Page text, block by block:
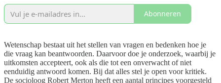
Abonneren
Wetenschap bestaat uit het stellen van vragen en bedenken hoe je
die vraag kan beantwoorden. Daarvoor doe je onderzoek, waarbij je
uitkomsten accepteert, ook als die tot een onverwacht of niet
eenduidig antwoord komen. Bij dat alles stel je open voor kritiek.
De socioloog Robert Merton heeft een aantal principes voorgesteld